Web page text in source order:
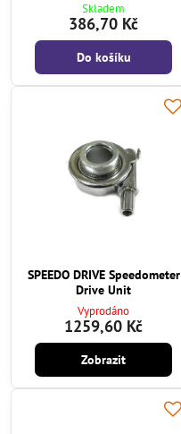
Skladem
386,70 Kč
Do košíku
SPEEDO DRIVE Speedometer
Drive Unit
Vyprodáno
1259,60 Kč
Zobrazit